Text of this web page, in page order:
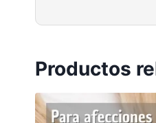
Productos